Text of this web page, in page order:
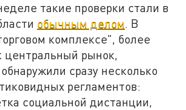
такие проверки стали в
обычным делом. В
комплексе", более
центральный рынок,
сразу несколько
регламентов:
социальной дистанции,